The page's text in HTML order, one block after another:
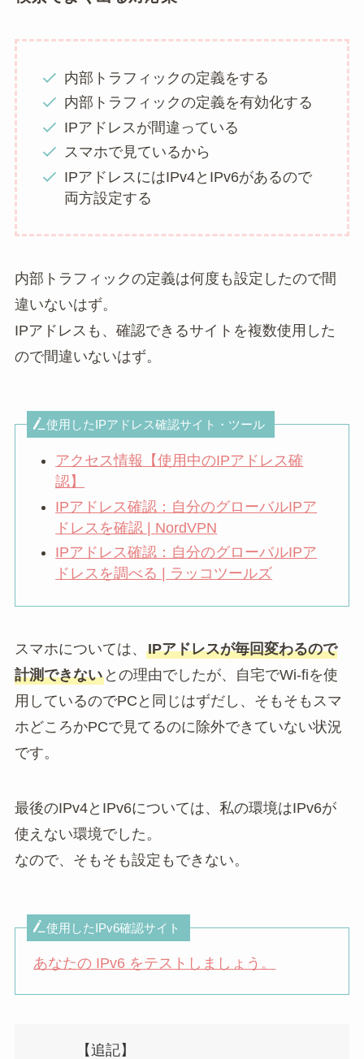
内部トラフィックの定義をする
内部トラフィックの定義を有効化する
IPアドレスが間違っている
スマホで見ているから
IPアドレスにはIPv4とIPv6があるので
両方設定する
内部トラフィックの定義は何度も設定したので間
違いないはず。
IPアドレスも、確認できるサイトを複数使用した
ので間違いないはず。
使用したIPアドレス確認サイト・ツール
アクセス情報【使用中のIPアドレス確
認】
IPアドレス確認：自分のグローバルIPア
ドレスを確認 | NordVPN
IPアドレス確認：自分のグローバルIPア
ドレスを調べる | ラッコツールズ
スマホについては、 IPアドレスが毎回変わるので
計測できないとの理由でしたが、自宅でWi-fiを使
用しているのでPCと同じはずだし、そもそもスマ
ホどころかPCで見てるのに除外できていない状況
です。
最後のIPv4とIPv6については、私の環境はIPv6が
使えない環境でした。
なので、そもそも設定もできない。
使用したIPv6確認サイト
あなたの IPv6 をテストしましょう。
【追記】